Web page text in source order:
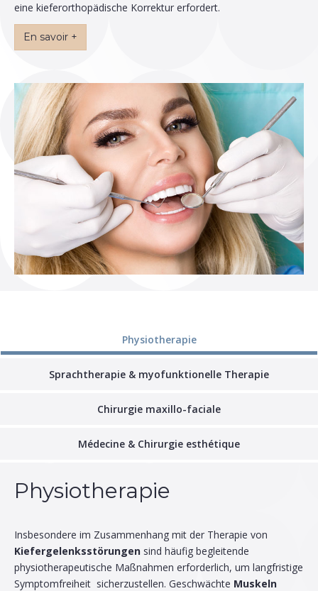
eine kieferorthopädische Korrektur erfordert.
En savoir +
Physiotherapie
Sprachtherapie & myofunktionelle Therapie
Chirurgie maxillo-faciale
Médecine & Chirurgie esthétique
Physiotherapie
Insbesondere im Zusammenhang mit der Therapie von
Kiefergelenksstörungen sind häufig begleitende
physiotherapeutische Maßnahmen erforderlich, um langfristige
Symptomfreiheit sicherzustellen. Geschwächte Muskeln